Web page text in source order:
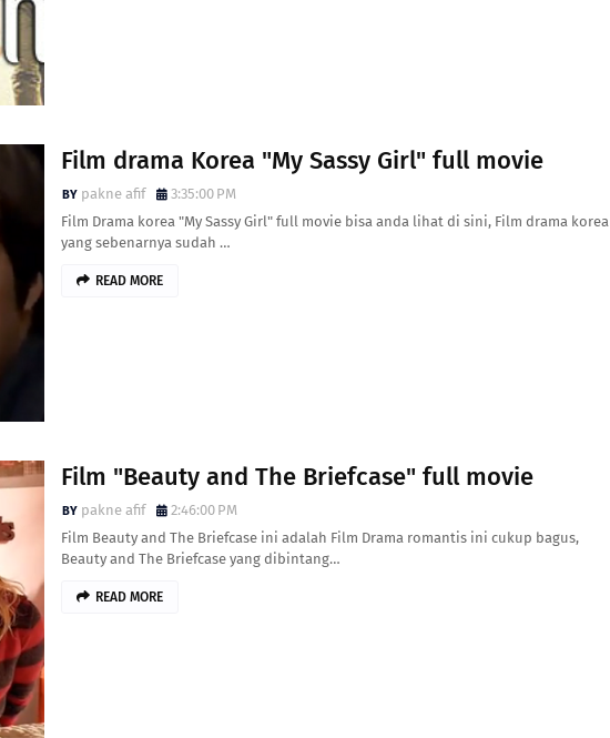
Film drama Korea "My Sassy Girl" full movie
pakne afif
3:35:00 PM
Film Drama korea "My Sassy Girl" full movie bisa anda lihat di sini, Film drama korea
yang sebenarnya sudah …
READ MORE
Film "Beauty and The Briefcase" full movie
pakne afif
2:46:00 PM
Film Beauty and The Briefcase ini adalah Film Drama romantis ini cukup bagus,
Beauty and The Briefcase yang dibintang…
READ MORE